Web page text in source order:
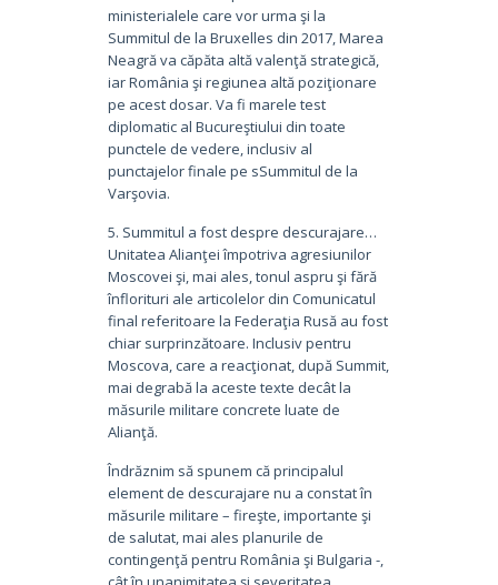
ministerialele care vor urma şi la
Summitul de la Bruxelles din 2017, Marea
Neagră va căpăta altă valenţă strategică,
iar România şi regiunea altă poziţionare
pe acest dosar. Va fi marele test
diplomatic al Bucureştiului din toate
punctele de vedere, inclusiv al
punctajelor finale pe sSummitul de la
Varşovia.
5. Summitul a fost despre descurajare…
Unitatea Alianţei împotriva agresiunilor
Moscovei şi, mai ales, tonul aspru şi fără
înflorituri ale articolelor din Comunicatul
final referitoare la Federaţia Rusă au fost
chiar surprinzătoare. Inclusiv pentru
Moscova, care a reacţionat, după Summit,
mai degrabă la aceste texte decât la
măsurile militare concrete luate de
Alianţă.
Îndrăznim să spunem că principalul
element de descurajare nu a constat în
măsurile militare – fireşte, importante şi
de salutat, mai ales planurile de
contingenţă pentru România şi Bulgaria -,